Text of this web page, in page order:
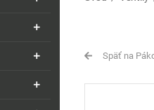
Späť na